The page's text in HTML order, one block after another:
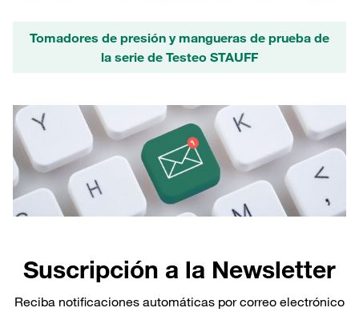
Tomadores de presión y mangueras de prueba de
la serie de Testeo STAUFF
Suscripción a la Newsletter
Reciba notificaciones automáticas por correo electrónico